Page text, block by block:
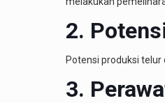
2.
Potensi produksi
3.